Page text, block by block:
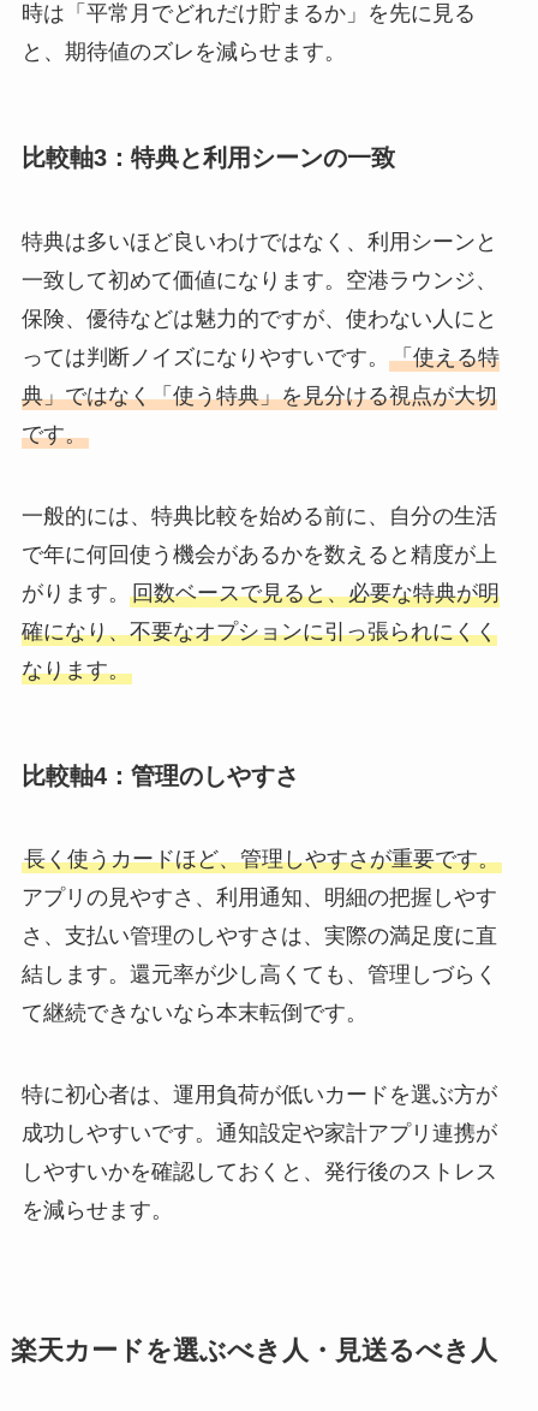
時は「平常月でどれだけ貯まるか」を先に見る
と、期待値のズレを減らせます。
比較軸3：特典と利用シーンの一致
特典は多いほど良いわけではなく、利用シーンと
一致して初めて価値になります。空港ラウンジ、
保険、優待などは魅力的ですが、使わない人にと
っては判断ノイズになりやすいです。 「使える特
典」ではなく「使う特典」を見分ける視点が大切
です。
一般的には、特典比較を始める前に、自分の生活
で年に何回使う機会があるかを数えると精度が上
がります。 回数ベースで見ると、必要な特典が明
確になり、不要なオプションに引っ張られにくく
なります。
比較軸4：管理のしやすさ
長く使うカードほど、管理しやすさが重要です。
アプリの見やすさ、利用通知、明細の把握しやす
さ、支払い管理のしやすさは、実際の満足度に直
結します。還元率が少し高くても、管理しづらく
て継続できないなら本末転倒です。
特に初心者は、運用負荷が低いカードを選ぶ方が
成功しやすいです。通知設定や家計アプリ連携が
しやすいかを確認しておくと、発行後のストレス
を減らせます。
楽天カードを選ぶべき人・見送るべき人